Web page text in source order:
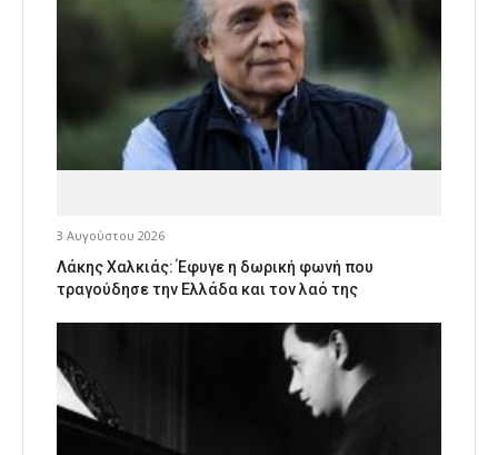
3 Αυγούστου 2026
Λάκης Χαλκιάς: Έφυγε η δωρική φωνή που
τραγούδησε την Ελλάδα και τον λαό της